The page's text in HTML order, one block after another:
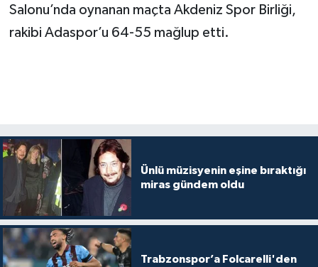
Salonu’nda oynanan maçta Akdeniz Spor Birliği,
rakibi Adaspor’u 64-55 mağlup etti.
Ünlü müzisyenin eşine bıraktığı
miras gündem oldu
Trabzonspor’a Folcarelli'den